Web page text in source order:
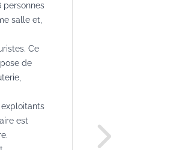
personnes
salle et,
Ce
de
est